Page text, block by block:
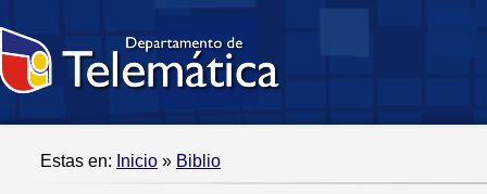
Estas en: Inicio » Biblio